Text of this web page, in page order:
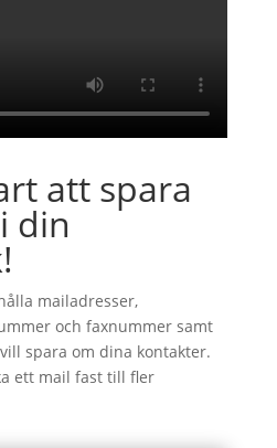
att spara
din
mailadresser,
och faxnummer samt
spara om dina kontakter.
ett mail fast till fler